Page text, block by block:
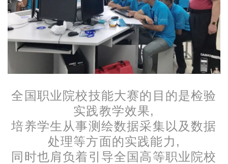
全国职业院校技能大赛的目的是检验
实践教学效果,
培养学生从事测绘数据采集以及数据
处理等方面的实践能力,
同时也肩负着引导全国高等职业院校